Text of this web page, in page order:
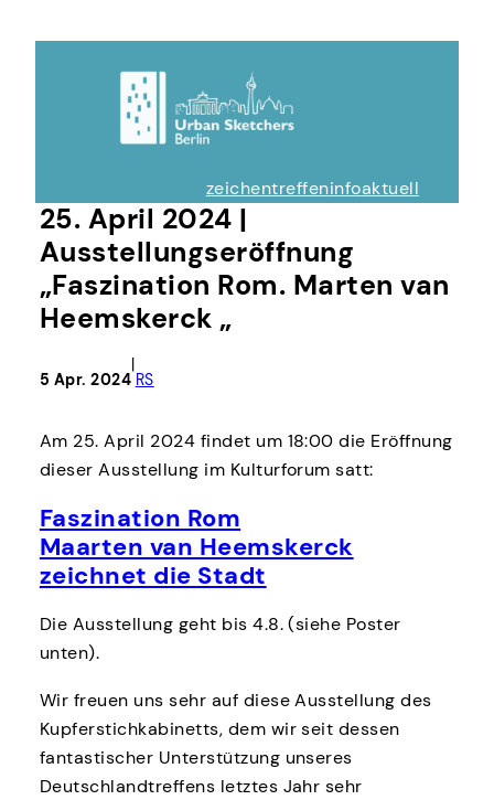
zeichentreffeninfoaktuell
25. April 2024 |
Ausstellungseröffnung
„Faszination Rom. Marten van
Heemskerck „
5 Apr. 2024
|
RS
Am 25. April 2024 findet um 18:00 die Eröffnung
dieser Ausstellung im Kulturforum satt:
Faszination Rom
Maarten van Heemskerck
zeichnet die Stadt
Die Ausstellung geht bis 4.8. (siehe Poster
unten).
Wir freuen uns sehr auf diese Ausstellung des
Kupferstichkabinetts, dem wir seit dessen
fantastischer Unterstützung unseres
Deutschlandtreffens letztes Jahr sehr